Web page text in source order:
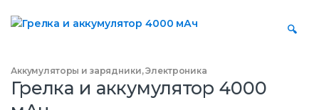
🔍
Аккумуляторы и зарядники,Электроника
Грелка и аккумулятор 4000